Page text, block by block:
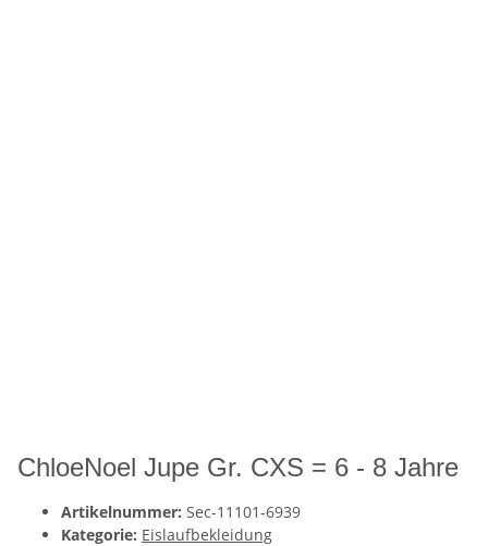
ChloeNoel Jupe Gr. CXS = 6 - 8 Jahre
Artikelnummer: Sec-11101-6939
Kategorie: Eislaufbekleidung